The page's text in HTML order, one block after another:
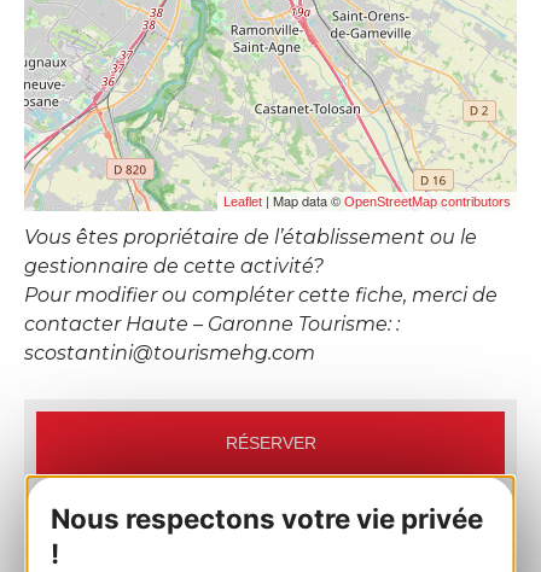
Nous respectons votre vie privée
!
Leaflet | Map data © OpenStreetMap contributors
Vous êtes propriétaire de l’établissement ou le
gestionnaire de cette activité?
Pour modifier ou compléter cette fiche, merci de
contacter Haute – Garonne Tourisme: :
scostantini@tourismehg.com
RÉSERVER
L’ENVOL DES PIONNIERS